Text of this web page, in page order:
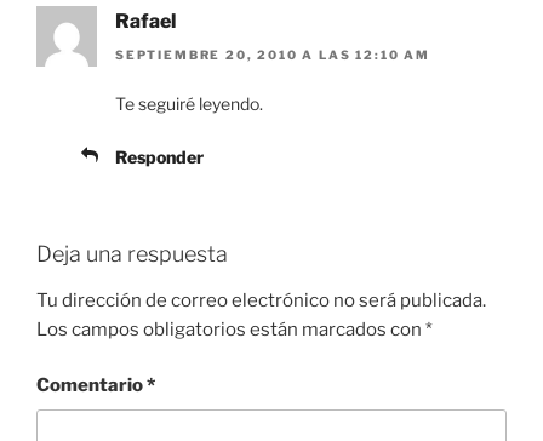
Rafael
SEPTIEMBRE 20, 2010 A LAS 12:10 AM
Te seguiré leyendo.
Responder
Deja una respuesta
Tu dirección de correo electrónico no será publicada.
Los campos obligatorios están marcados con *
Comentario*